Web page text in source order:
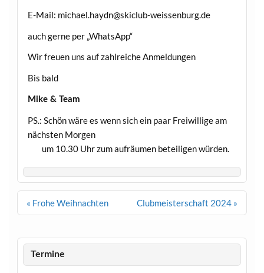
E-Mail: michael.haydn@skiclub-weissenburg.de
auch gerne per „WhatsApp“
Wir freuen uns auf zahlreiche Anmeldungen
Bis bald
Mike & Team
PS.: Schön wäre es wenn sich ein paar Freiwillige am
nächsten Morgen
um 10.30 Uhr zum aufräumen beteiligen würden.
Beitragsnavigation
« Frohe Weihnachten Clubmeisterschaft 2024 »
Termine